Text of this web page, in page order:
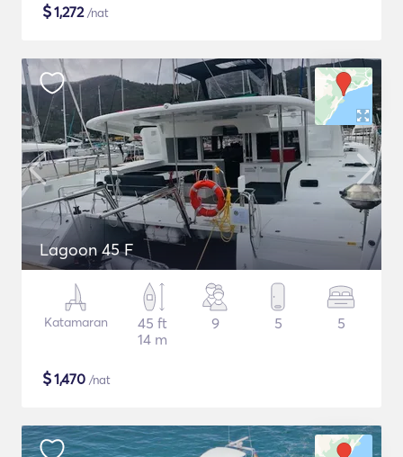
$1,272/nat
Lagoon 45 F
Katamaran
45 ft
14 m
9 5 5
$1,470 /nat